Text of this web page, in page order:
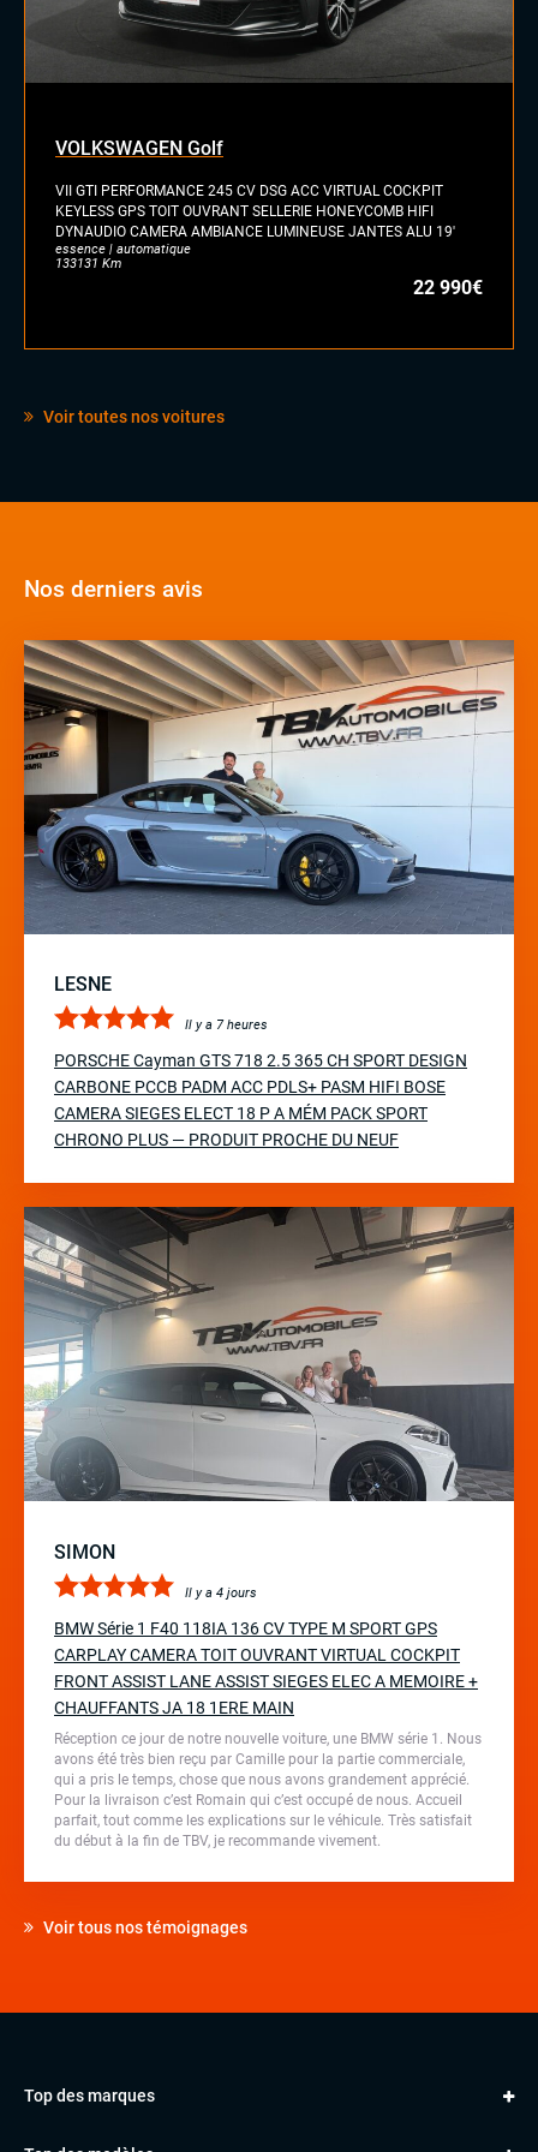
VOLKSWAGEN Golf
VII GTI PERFORMANCE 245 CV DSG ACC VIRTUAL COCKPIT
KEYLESS GPS TOIT OUVRANT SELLERIE HONEYCOMB HIFI
DYNAUDIO CAMERA AMBIANCE LUMINEUSE JANTES ALU 19'
essence | automatique
133131 Km
22 990€
Voir toutes nos voitures
Nos derniers avis
LESNE
Il y a 7 heures
PORSCHE Cayman GTS 718 2.5 365 CH SPORT DESIGN
CARBONE PCCB PADM ACC PDLS+ PASM HIFI BOSE
CAMERA SIEGES ELECT 18 P A MÉM PACK SPORT
CHRONO PLUS — PRODUIT PROCHE DU NEUF
SIMON
Il y a 4 jours
BMW Série 1 F40 118IA 136 CV TYPE M SPORT GPS
CARPLAY CAMERA TOIT OUVRANT VIRTUAL COCKPIT
FRONT ASSIST LANE ASSIST SIEGES ELEC A MEMOIRE +
CHAUFFANTS JA 18 1ERE MAIN
Réception ce jour de notre nouvelle voiture, une BMW série 1. Nous
avons été très bien reçu par Camille pour la partie commerciale,
qui a pris le temps, chose que nous avons grandement apprécié.
Pour la livraison c’est Romain qui c’est occupé de nous. Accueil
parfait, tout comme les explications sur le véhicule. Très satisfait
du début à la fin de TBV, je recommande vivement.
Voir tous nos témoignages
Top des marques